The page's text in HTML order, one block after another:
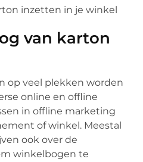
van karton
op veel plekken worden
online en offline
in offline marketing
of winkel. Meestal
ook over de
winkelbogen te